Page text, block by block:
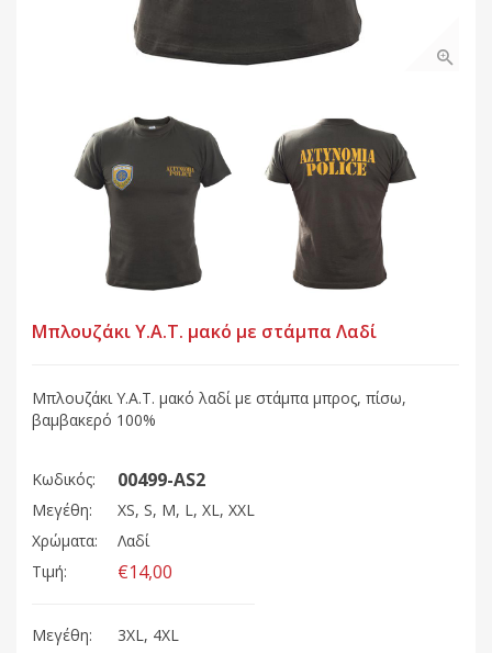
Μπλουζάκι Υ.Α.Τ. μακό με στάμπα Λαδί
Μπλουζάκι Υ.Α.Τ. μακό λαδί με στάμπα μπρος, πίσω,
βαμβακερό 100%
Κωδικός: 00499-AS2
Μεγέθη:
XS, S, M, L, XL, XXL
Χρώματα:
Λαδί
Τιμή:
€14,00
Μεγέθη:
3XL, 4XL